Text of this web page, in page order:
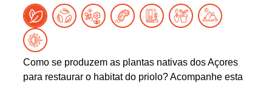
Como se produzem as plantas nativas dos Açores
para restaurar o habitat do priolo? Acompanhe esta